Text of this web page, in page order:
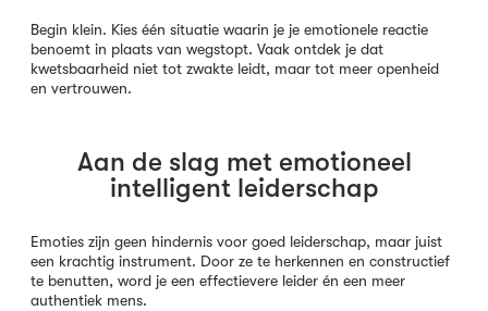
Begin klein. Kies één situatie waarin je je emotionele reactie
benoemt in plaats van wegstopt. Vaak ontdek je dat
kwetsbaarheid niet tot zwakte leidt, maar tot meer openheid
en vertrouwen.
Aan de slag met emotioneel
intelligent leiderschap
Emoties zijn geen hindernis voor goed leiderschap, maar juist
een krachtig instrument. Door ze te herkennen en constructief
te benutten, word je een effectievere leider én een meer
authentiek mens.